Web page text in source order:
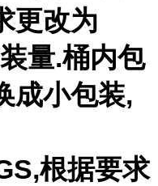
更改为
量.桶内包
成小包装,
根据要求